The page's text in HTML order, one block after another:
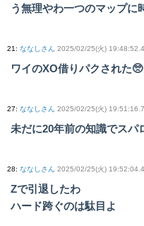
う無理やわ一つのマップに
21: ななしさん 2025/02/25(火)
ワイのXO借りパクされた🥺
27: ななしさん 2025/02/25(火)
未だに20年前の知識でスパ
28: ななしさん 2025/02/25(火)
Zで引退したわ
ハード跨ぐのは駄目よ